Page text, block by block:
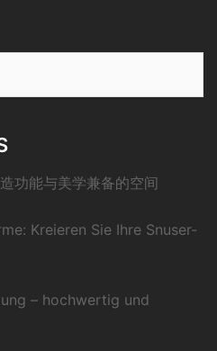
功能与美学兼备的空间
Kreieren Sie Ihre Snuser-
– hochwertig und